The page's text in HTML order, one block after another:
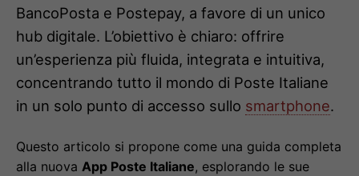
BancoPosta e Postepay, a favore di un unico
hub digitale. L’obiettivo è chiaro: offrire
un’esperienza più fluida, integrata e intuitiva,
concentrando tutto il mondo di Poste Italiane
in un solo punto di accesso sullo smartphone.
Questo articolo si propone come una guida completa
alla nuova App Poste Italiane, esplorando le sue